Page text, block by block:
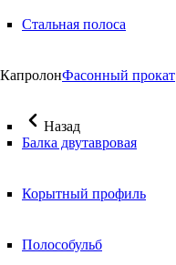
Стальная полоса
Фасонный прокат
Назад
Балка двутавровая
Корытный профиль
Полособульб